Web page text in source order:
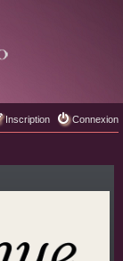
Connexion
Inscription